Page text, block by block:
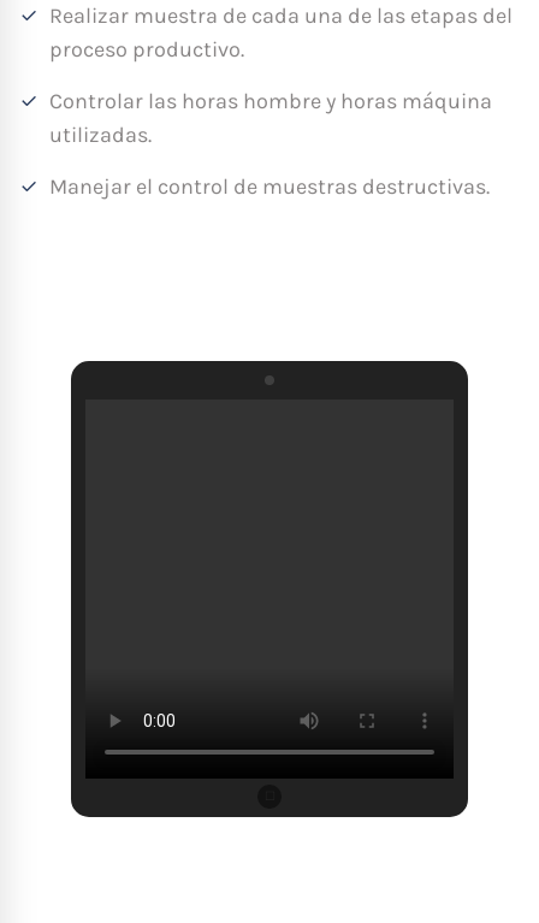
Realizar muestra de cada una de las etapas del
proceso productivo.
Controlar las horas hombre y horas máquina
utilizadas.
Manejar el control de muestras destructivas.